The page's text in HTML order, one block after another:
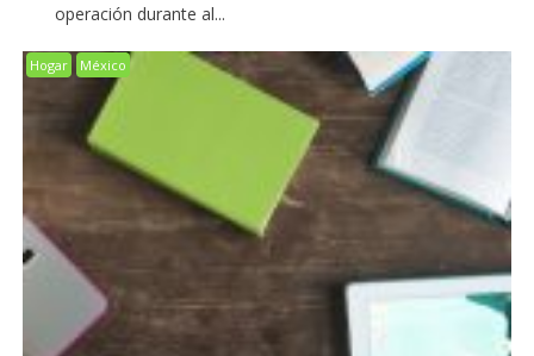
operación durante al...
Hogar México